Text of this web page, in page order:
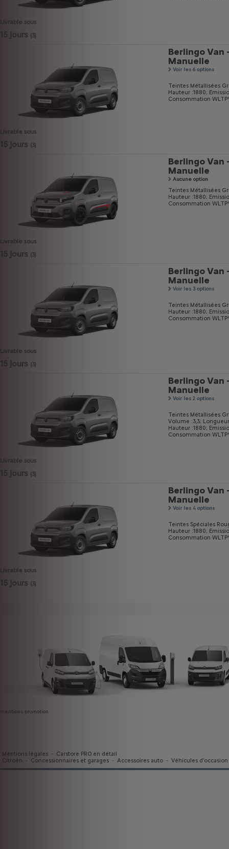
Livrable sous
15 jours (3)
Livrable sous
15 jours (3)
Berlingo Van
Manuelle
Voir les 6 options
Teintes Métallisées
Hauteur :1880;
Consommation
Livrable sous
15 jours (3)
Berlingo Van
Manuelle
Aucune option
Teintes Métallisées
Hauteur :1880;
Consommation
Livrable sous
15 jours (3)
Berlingo Van
Manuelle
Voir les 3 options
Teintes Métallisées
Hauteur :1880;
Consommation
Livrable sous
15 jours (3)
Berlingo Van
Manuelle
Voir les 2 options
Teintes Métallisées
Volume :3,3;
Hauteur :1880;
Consommation
Livrable sous
15 jours (3)
Berlingo Van
Manuelle
Voir les 4 options
Teintes Spéciales
Hauteur :1880;
Consommation
mentions promotion
Mentions légales -
Carstore PRO en détail
Citroën
- Concessionnaires et garages - Accessoires auto - Véhicules d'occasion